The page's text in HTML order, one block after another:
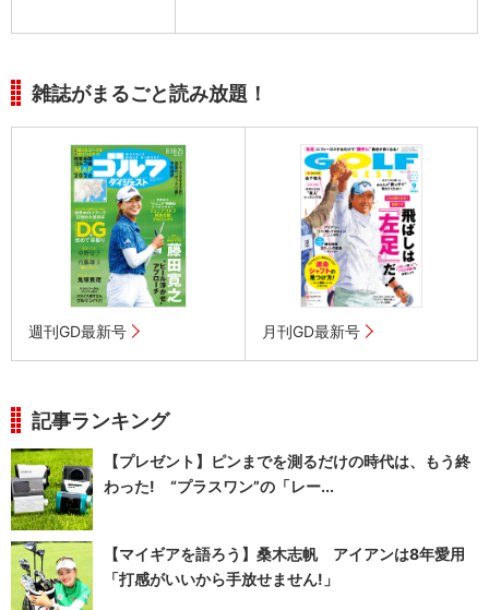
雑誌がまるごと読み放題！
週刊GD最新号 月刊GD最新号
記事ランキング
【プレゼント】ピンまでを測るだけの時代は、もう終
わった! “プラスワン”の「レー...
【マイギアを語ろう】桑木志帆 アイアンは8年愛用
「打感がいいから手放せません!」